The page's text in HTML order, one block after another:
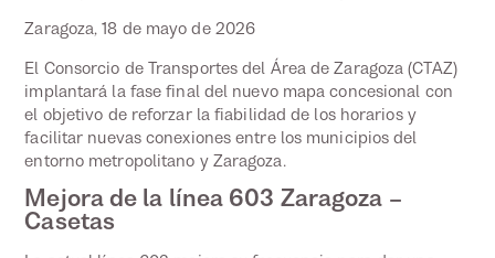
Zaragoza, 18 de mayo de 2026
El Consorcio de Transportes del Área de Zaragoza (CTAZ)
implantará la fase final del nuevo mapa concesional con
el objetivo de reforzar la fiabilidad de los horarios y
facilitar nuevas conexiones entre los municipios del
entorno metropolitano y Zaragoza.
Mejora de la línea 603 Zaragoza –
Casetas